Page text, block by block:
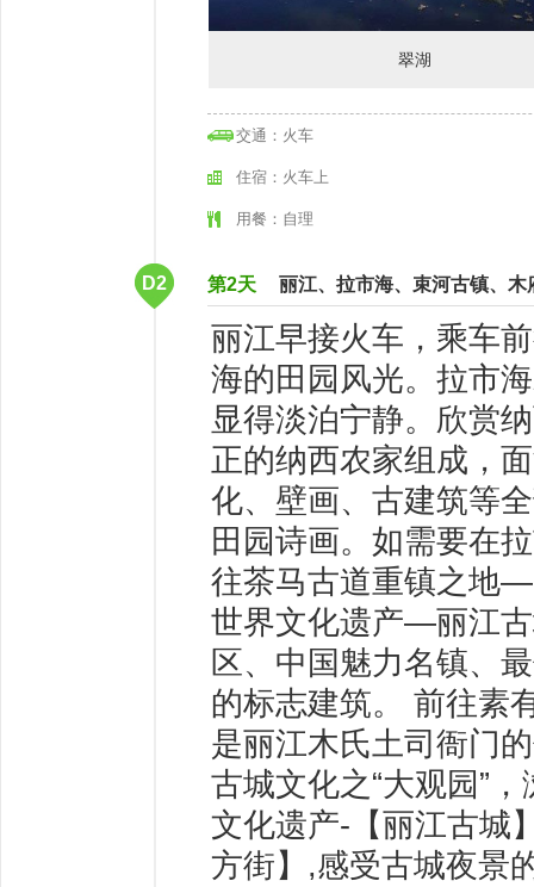
翠湖
交通：火车
住宿：火车上
用餐：自理
D2 第2天 丽江、拉市海、束河古镇、
丽江早接火车，乘车
海的田园风光。拉市
显得淡泊宁静。欣赏
正的纳西农家组成，
化、壁画、古建筑等
田园诗画。如需要在
往茶马古道重镇之地
世界文化遗产—丽江
区、中国魅力名镇、
的标志建筑。 前往素
是丽江木氏土司衙门
古城文化之“大观园”
文化遗产-【丽江古城
方街】,感受古城夜景